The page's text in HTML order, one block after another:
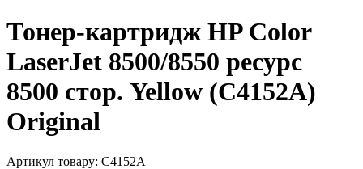
Тонер-картридж HP Color
LaserJet 8500/8550 ресурс
8500 стор. Yellow (C4152A)
Original
Артикул товару: C4152A